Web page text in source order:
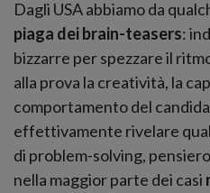
Dagli USA abbiamo da
piaga dei brain-teasers:
bizzarre per spezzare il
alla prova la creatività, la
comportamento del
effettivamente rivelare
di problem-solving,
nella maggior parte dei casi